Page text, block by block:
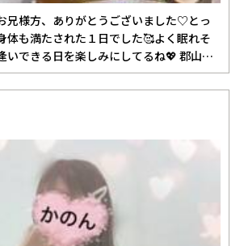
兄様方、ありがとうございました♡とっ
体も満たされた１日でした🥰よく眠れそ
できる日を楽しみにしてるね💖 郡山の